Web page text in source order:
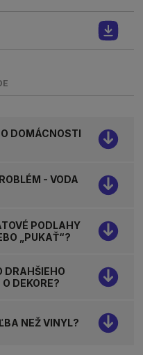
DOMÁCNOSTI
- VODA
PODLAHY
„PUKAŤ“?
DRAHŠIEHO
DEKORE?
NEŽ VINYL?